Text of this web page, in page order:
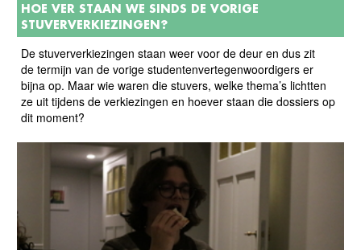
HOE VER STAAN WE SINDS DE VORIGE
STUVERVERKIEZINGEN?
De stuververkiezingen staan weer voor de deur en dus zit
de termijn van de vorige studentenvertegenwoordigers er
bijna op. Maar wie waren die stuvers, welke thema’s lichtten
ze uit tijdens de verkiezingen en hoever staan die dossiers op
dit moment?